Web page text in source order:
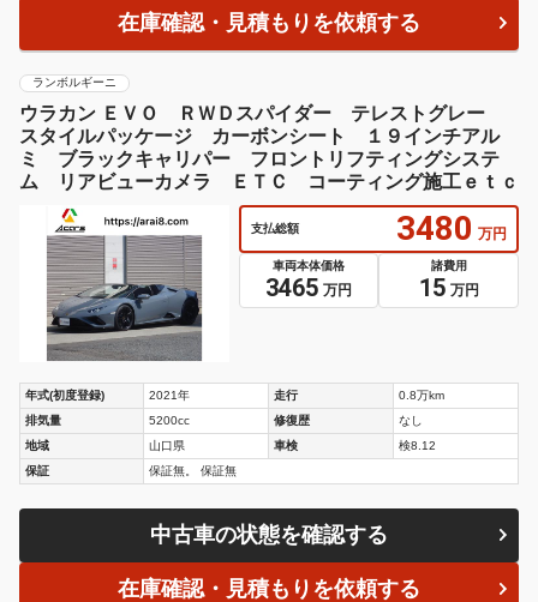
在庫確認・見積もりを依頼する
ランボルギーニ
ウラカン ＥＶＯ ＲＷＤスパイダー テレストグレー
スタイルパッケージ カーボンシート １９インチアル
ミ ブラックキャリパー フロントリフティングシステ
ム リアビューカメラ ＥＴＣ コーティング施工ｅｔｃ
支払総額 3480 万円
車両本体価格
3465 万円
諸費用
15 万円
年式(初度登録) 2021年 走行
0.8万km
排気量
5200cc 修復歴
なし
地域
山口県 車検
検8.12
保証
保証無。 保証無
中古車の状態を確認する
在庫確認・見積もりを依頼する